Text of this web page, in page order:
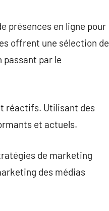
présences en ligne pour
offrent une sélection de
par le
réactifs. Utilisant des
et actuels.
de marketing
des médias